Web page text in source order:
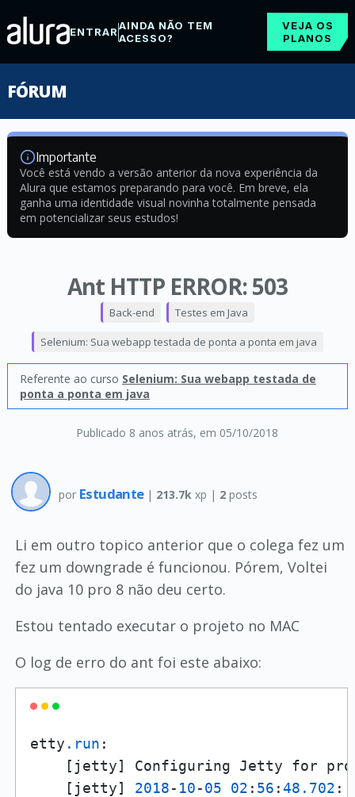
ENTRARAINDA NÃO TEM
ACESSO?
VEJA OS
PLANOS
FÓRUM
Importante
Você está vendo a versão anterior da nova experiência da
Alura que estamos preparando para você. Em breve, ela
ganha uma identidade visual novinha totalmente pensada
em potencializar seus estudos!
Ant HTTP ERROR: 503
Publicado 8 anos atrás, em 05/10/2018
Back-end Testes em Java
Selenium: Sua webapp testada de ponta a ponta em java
Referente ao curso Selenium: Sua webapp testada de
ponta a ponta em java
por Estudante | 213.7k xp | 2posts
Li em outro topico anterior que o colega fez um
fez um downgrade é funcionou. Pórem, Voltei
do java 10 pro 8 não deu certo.
Estou tentado executar o projeto no MAC
O log de erro do ant foi este abaixo:
etty .run :
[jetty] Configuring Jetty for
    [jetty]
2018- 10-05 02 : 56 :48.702